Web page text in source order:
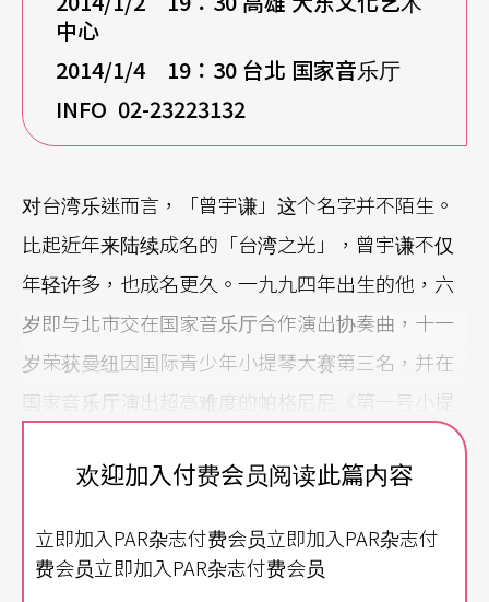
中心
2014/1/4 19：30 台北 国家音乐厅
INFO 02-23223132
对台湾乐迷而言，「曾宇谦」这个名字并不陌生。
比起近年来陆续成名的「台湾之光」，曾宇谦不仅
年轻许多，也成名更久。一九九四年出生的他，六
岁即与北市交在国家音乐厅合作演出协奏曲，十一
岁荣获曼纽因国际青少年小提琴大赛第三名，并在
国家音乐厅演出超高难度的帕格尼尼《第一号小提
全欧的炫技曲目，竟然在一个国小学童的手中再
魅力来自其对音乐内涵的独立思考
欢迎加入付费会员阅读此篇内容
立即加入PAR杂志付费会员立即加入PAR杂志付
费会员立即加入PAR杂志付费会员